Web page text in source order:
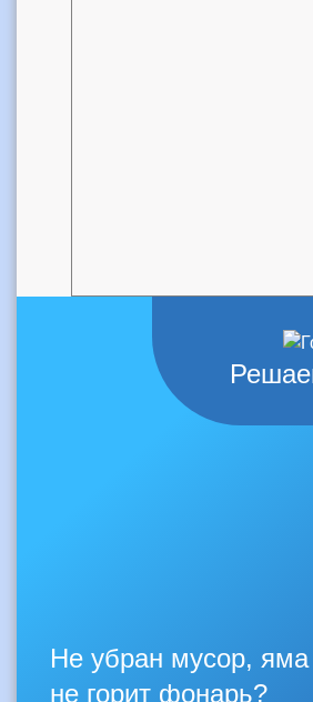
Не убран мусор, яма
не горит фонарь?